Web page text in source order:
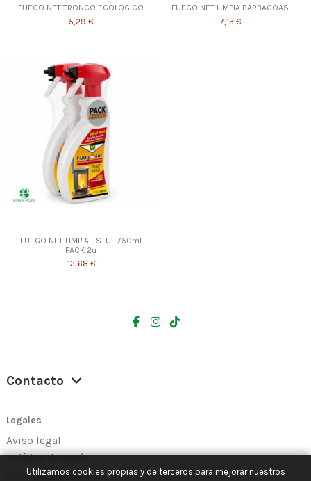
FUEGO NET TRONCO ECOLOGICO
5,29 €
FUEGO NET LIMPIA BARBACOAS
7,13 €
FUEGO NET LIMPIA ESTUF 750ml
PACK 2u
13,68 €
Contacto
Legales
Aviso legal
Política de envío
Política de Cookies
Utilizamos cookies propias y de terceros para mejorar nuestros